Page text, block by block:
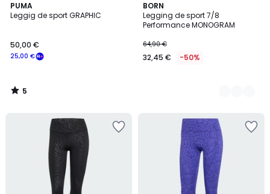
PUMA
Leggig de sport GRAPHIC
25,00 €
50,00 €
5
/
5
/
BORN
Legging de sport 7/8
Performance MONOGRAM
64,90 €
32,45 € -50%
2
Couleurs